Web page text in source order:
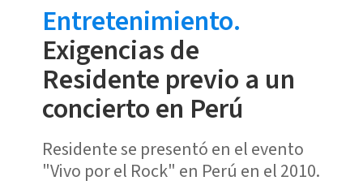
Entretenimiento.
Exigencias de
Residente previo a un
concierto en Perú
Residente se presentó en el evento
"Vivo por el Rock" en Perú en el 2010.